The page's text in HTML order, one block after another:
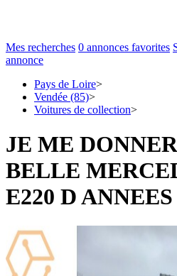
Mes recherches 0 annonces favorites
annonce
Pays de Loire>
Vendée (85)>
Voitures de collection>
JE ME
BELLE
E220 D ANNEES